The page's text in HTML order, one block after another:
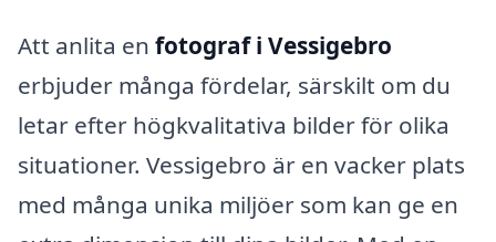
Att anlita en fotograf i Vessigebro
erbjuder många fördelar, särskilt om du
letar efter högkvalitativa bilder för olika
situationer. Vessigebro är en vacker plats
med många unika miljöer som kan ge en